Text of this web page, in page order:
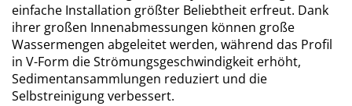
einfache Installation größter Beliebtheit erfreut. Dank
ihrer großen Innenabmessungen können große
Wassermengen abgeleitet werden, während das Profil
in V-Form die Strömungsgeschwindigkeit erhöht,
Sedimentansammlungen reduziert und die
Selbstreinigung verbessert.